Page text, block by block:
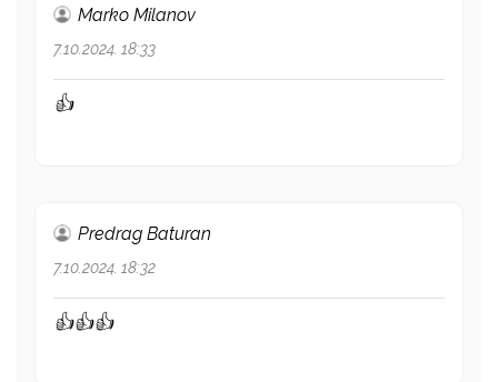
Marko Milanov
7.10.2024. 18:33
👍
Predrag Baturan
7.10.2024. 18:32
👍👍👍